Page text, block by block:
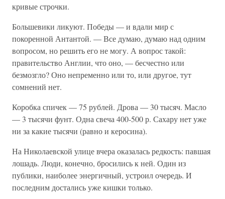
кривые строчки.
Большевики ликуют. Победы — и вдали мир с
покоренной Антантой. — Все думаю, думаю над одним
вопросом, но решить его не могу. А вопрос такой:
правительство Англии, что оно, — бесчестно или
безмозгло? Оно непременно или то, или другое, тут
сомнений нет.
Коробка спичек — 75 рублей. Дрова — 30 тысяч. Масло
— 3 тысячи фунт. Одна свеча 400-500 р. Сахару нет уже
ни за какие тысячи (равно и керосина).
На Николаевской улице вчера оказалась редкость: павшая
лошадь. Люди, конечно, бросились к ней. Один из
публики, наиболее энергичный, устроил очередь. И
последним достались уже кишки только.